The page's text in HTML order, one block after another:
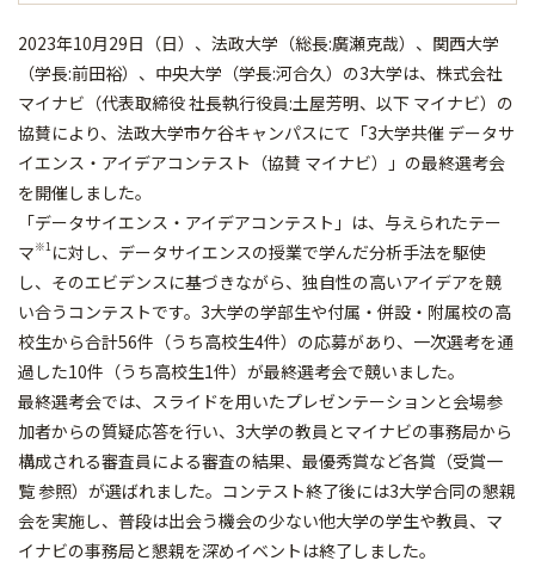
2023年10月29日（日）、法政大学（総長:廣瀬克哉）、関西大学
（学長:前田裕）、中央大学（学長:河合久）の3大学は、株式会社
マイナビ（代表取締役 社長執行役員:土屋芳明、以下 マイナビ）の
協賛により、法政大学市ケ谷キャンパスにて「3大学共催 データサ
イエンス・アイデアコンテスト（協賛 マイナビ）」の最終選考会
を開催しました。
「データサイエンス・アイデアコンテスト」は、与えられたテー
マ※1に対し、データサイエンスの授業で学んだ分析手法を駆使
し、そのエビデンスに基づきながら、独自性の高いアイデアを競
い合うコンテストです。3大学の学部生や付属・併設・附属校の高
校生から合計56件（うち高校生4件）の応募があり、一次選考を通
過した10件（うち高校生1件）が最終選考会で競いました。
最終選考会では、スライドを用いたプレゼンテーションと会場参
加者からの質疑応答を行い、3大学の教員とマイナビの事務局から
構成される審査員による審査の結果、最優秀賞など各賞（受賞一
覧 参照）が選ばれました。コンテスト終了後には3大学合同の懇親
会を実施し、普段は出会う機会の少ない他大学の学生や教員、マ
イナビの事務局と懇親を深めイベントは終了しました。